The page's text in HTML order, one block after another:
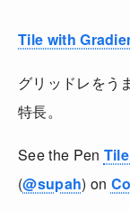
Tile with
グリッドレをう
特長。
See the Pen
(@supah) on